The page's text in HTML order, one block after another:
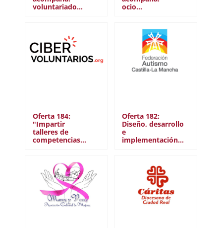
voluntariado…
ocio…
Oferta 184:
"Impartir
talleres de
competencias…
Oferta 182:
Diseño, desarrollo
e
implementación…